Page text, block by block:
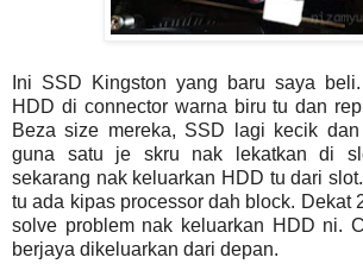
Ini SSD Kingston yang baru saya
HDD di connector warna biru tu dan
Beza size mereka, SSD lagi kecik
guna satu je skru nak lekatkan di
sekarang nak keluarkan HDD tu dari
tu ada kipas processor dah block. Dekat
solve problem nak keluarkan HDD ni.
berjaya dikeluarkan dari depan.